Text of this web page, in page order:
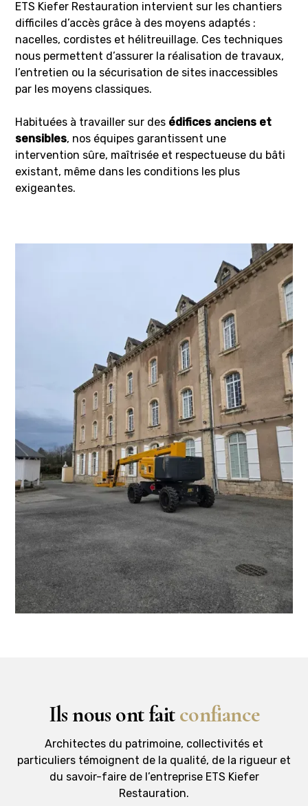
ETS Kiefer Restauration intervient sur les chantiers
difficiles d’accès grâce à des moyens adaptés :
nacelles, cordistes et hélitreuillage. Ces techniques
nous permettent d’assurer la réalisation de travaux,
l’entretien ou la sécurisation de sites inaccessibles
par les moyens classiques.
Habituées à travailler sur des édifices anciens et
sensibles, nos équipes garantissent une
intervention sûre, maîtrisée et respectueuse du bâti
existant, même dans les conditions les plus
exigeantes.
Ils nous ont faitconfiance
Architectes du patrimoine, collectivités et
particuliers témoignent de la qualité, de la rigueur et
du savoir-faire de l’entreprise ETS Kiefer
Restauration.